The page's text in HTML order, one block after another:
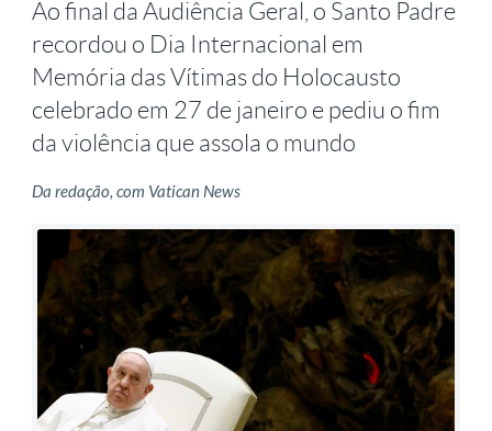
Ao final da Audiência Geral, o Santo Padre
recordou o Dia Internacional em
Memória das Vítimas do Holocausto
celebrado em 27 de janeiro e pediu o fim
da violência que assola o mundo
Da redação, com Vatican News